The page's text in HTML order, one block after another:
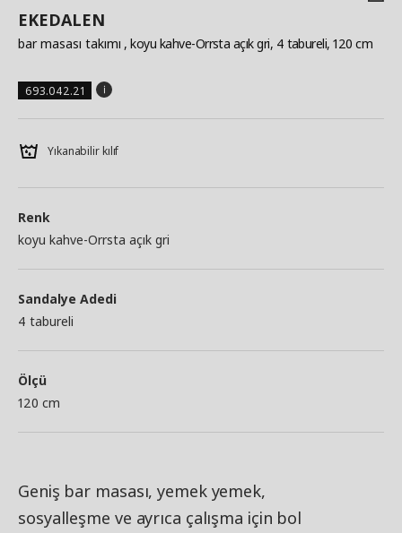
EKEDALEN
bar masası takımı , koyu kahve-Orrsta açık gri, 4 tabureli, 120 cm
693.042.21
Yıkanabilir kılıf
Renk
koyu kahve-Orrsta açık gri
Sandalye Adedi
4 tabureli
Ölçü
120 cm
Geniş bar masası, yemek yemek,
sosyalleşme ve ayrıca çalışma için bol